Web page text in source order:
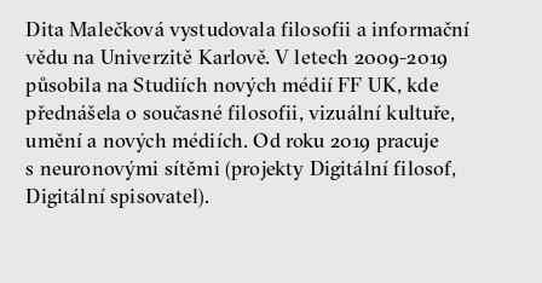
Nehrajeme o to, jaké peníze
budeme mít, ale čí budou, říká
ekonom Palanský
Dita Malečková vystudovala filosofii a informační
vědu na Univerzitě Karlově. V letech 2009-2019
působila na Studiích nových médií FF UK, kde
přednášela o současné filosofii, vizuální kultuře,
umění a nových médiích. Od roku 2019 pracuje
s neuronovými sítěmi (projekty Digitální filosof,
Digitální spisovatel).